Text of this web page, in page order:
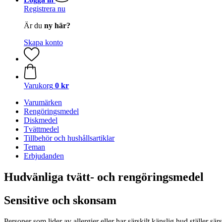
Registrera nu
Är du ny här?
Skapa konto
Varukorg 0 kr
Varumärken
Rengöringsmedel
Diskmedel
Tvättmedel
Tillbehör och hushållsartiklar
Teman
Erbjudanden
Hudvänliga tvätt- och rengöringsmedel
Sensitive och skonsam